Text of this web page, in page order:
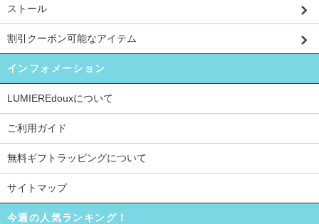
ストール
割引クーポン可能なアイテム
インフォメーション
LUMIEREdouxについて
ご利用ガイド
無料ギフトラッピングについて
サイトマップ
今週の人気ランキング！